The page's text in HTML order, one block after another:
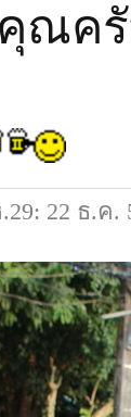
ณครั
22 ธ.ค.